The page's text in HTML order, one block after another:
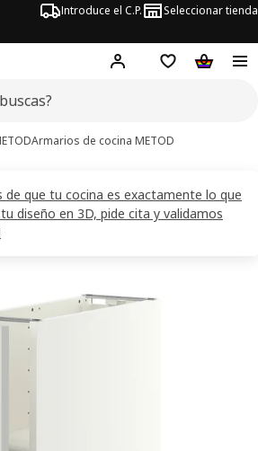
Introduce el C.P. Seleccionar tienda
Hej! Iniciar sesión
Lista de deseos
Carrito
Armarios de cocina METOD
de que tu cocina es exactamente lo que
tu diseño en 3D, pide cita y validamos